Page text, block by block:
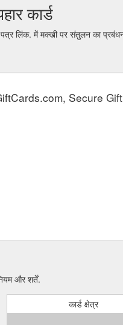
कार्ड
लिंक. में मक्खी पर संतुलन का
Secure
और शर्तें.
कार्ड क्षेत्र